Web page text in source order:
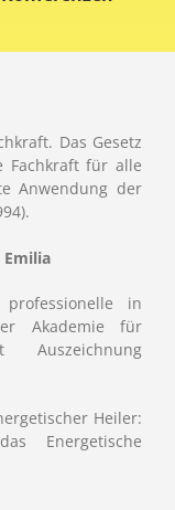
Das Gesetz
Fachkraft für alle
Anwendung der
in
Akademie für
Auszeichnung
Heiler:
Energetische